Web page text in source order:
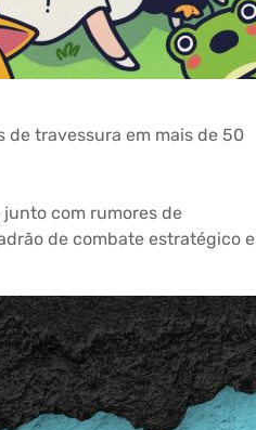
de travessura em mais de 50
com rumores de
de combate estratégico e